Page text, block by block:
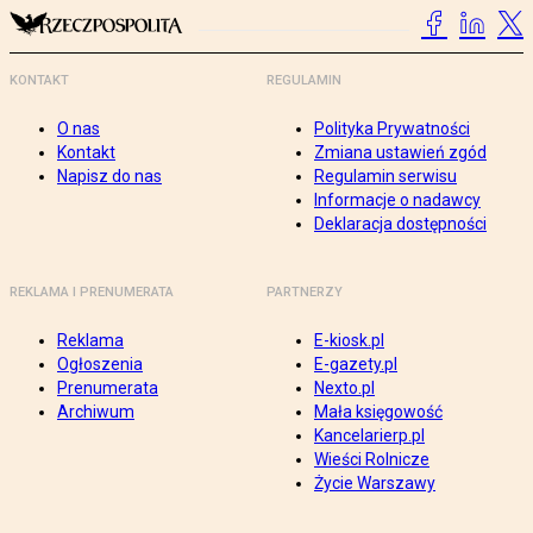
KONTAKT
O nas
Kontakt
Napisz do nas
REGULAMIN
Polityka Prywatności
Zmiana ustawień zgód
Regulamin serwisu
Informacje o nadawcy
Deklaracja dostępności
REKLAMA I PRENUMERATA
Reklama
Ogłoszenia
Prenumerata
Archiwum
PARTNERZY
E-kiosk.pl
E-gazety.pl
Nexto.pl
Mała księgowość
Kancelarierp.pl
Wieści Rolnicze
Życie Warszawy